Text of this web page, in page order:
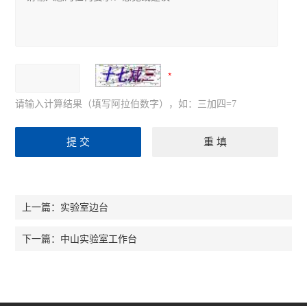
请输入计算结果（填写阿拉伯数字），如：三加四=7
上一篇： 实验室边台
下一篇： 中山实验室工作台